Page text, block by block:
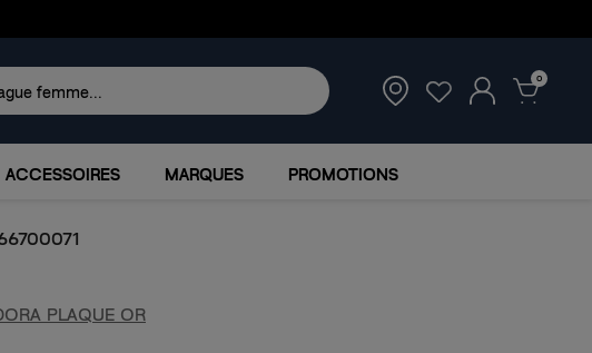
0
ACCESSOIRES MARQUES PROMOTIONS
PLAQUE OR